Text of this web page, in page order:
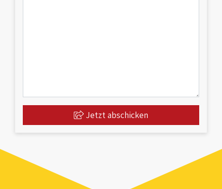
Jetzt abschicken